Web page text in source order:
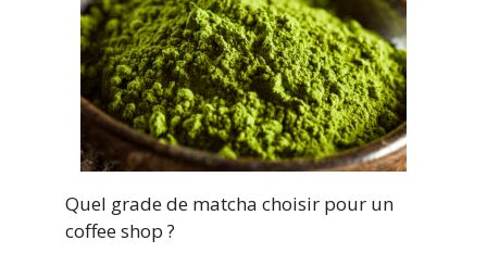
Quel grade de matcha choisir pour un
coffee shop ?